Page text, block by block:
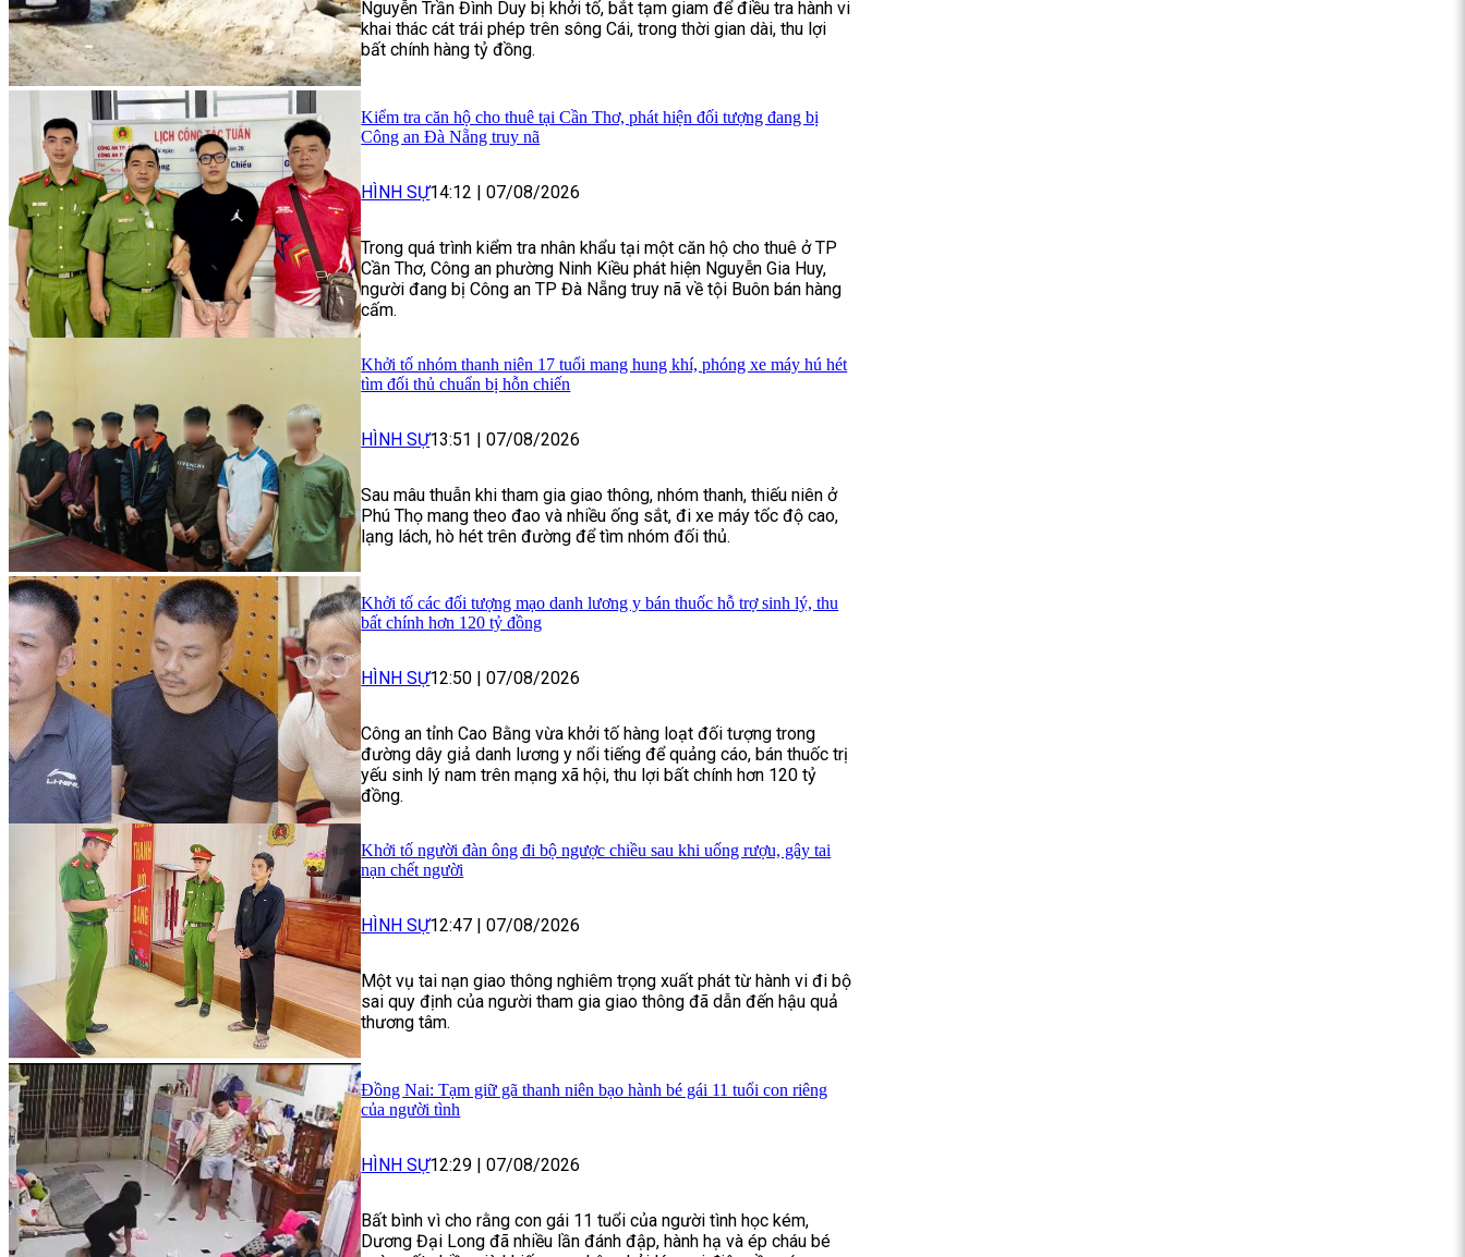
Nguyễn Trần Đình Duy bị khởi tố, bắt tạm giam để điều tra hành vi
khai thác cát trái phép trên sông Cái, trong thời gian dài, thu lợi
bất chính hàng tỷ đồng.
Kiểm tra căn hộ cho thuê tại Cần Thơ, phát hiện đối tượng đang bị
Công an Đà Nẵng truy nã
HÌNH SỰ14:12 | 07/08/2026
Trong quá trình kiểm tra nhân khẩu tại một căn hộ cho thuê ở TP
Cần Thơ, Công an phường Ninh Kiều phát hiện Nguyễn Gia Huy,
người đang bị Công an TP Đà Nẵng truy nã về tội Buôn bán hàng
cấm.
Khởi tố nhóm thanh niên 17 tuổi mang hung khí, phóng xe máy hú hét
tìm đối thủ chuẩn bị hỗn chiến
HÌNH SỰ13:51 | 07/08/2026
Sau mâu thuẫn khi tham gia giao thông, nhóm thanh, thiếu niên ở
Phú Thọ mang theo đao và nhiều ống sắt, đi xe máy tốc độ cao,
lạng lách, hò hét trên đường để tìm nhóm đối thủ.
Khởi tố các đối tượng mạo danh lương y bán thuốc hỗ trợ sinh lý, thu
bất chính hơn 120 tỷ đồng
HÌNH SỰ12:50 07/08/2026
Công an tỉnh Cao Bằng vừa khởi tố hàng loạt đối tượng trong
đường dây giả danh lương y nổi tiếng để quảng cáo, bán thuốc trị
yếu sinh lý nam trên mạng xã hội, thu lợi bất chính hơn 120 tỷ
đồng.
Khởi tố người đàn ông đi bộ ngược chiều sau khi uống rượu, gây tai
nạn chết người
HÌNH SỰ12:47 07/08/2026
Một vụ tai nạn giao thông nghiêm trọng xuất phát từ hành vi đi bộ
sai quy định của người tham gia giao thông đã dẫn đến hậu quả
thương tâm.
Đồng Nai: Tạm giữ gã thanh niên bạo hành bé gái 11 tuổi con riêng
của người tình
HÌNH SỰ12:29 | 07/08/2026
Bất bình vì cho rằng con gái 11 tuổi của người tình học kém,
Dương Đại Long đã nhiều lần đánh đập, hành hạ và ép cháu bé